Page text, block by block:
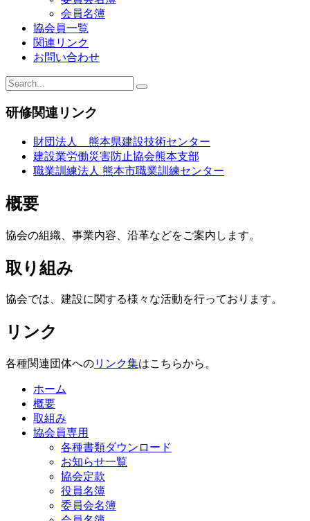
会員名簿
協会員一覧
関連リンク
お問い合わせ
研修関連リンク
財団法人 熊本県建設技術センター
建設業労働災害防止協会熊本支部
職業訓練法人 熊本市職業訓練センター
概要
協会の組織、事業内容、沿革などをご案内します。
取り組み
協会では、建設に関する様々な活動を行っております。
リンク
各種関連団体へのリンク集はこちらから。
ホーム
概要
取組み
協会員専用
各種書類ダウンロード
お知らせ一覧
協会定款
役員名簿
委員会名簿